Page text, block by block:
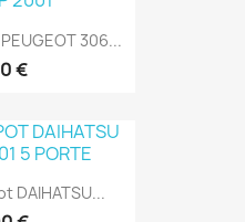
306...
€
DAIHATSU...